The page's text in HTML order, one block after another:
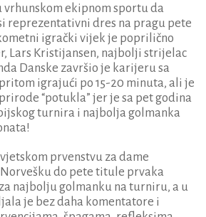
ekipnom sportu da
reprezentativni dres na pragu pete
igrački vijek je poprilično
Lars Kristijansen, najbolji strijelac
Danske završio je karijeru sa
igrajući po 15-20 minuta, ali je
“potukla” jer je sa pet godina
turnira i najbolja golmanka
prvenstvu za dame
do pete titule prvaka
najbolju golmanku na turniru, a u
je bez daha komentatore i